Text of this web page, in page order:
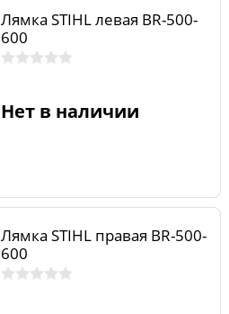
Лямка STIHL левая BR-500-
600
Нет в наличии
Лямка STIHL правая BR-500-
600